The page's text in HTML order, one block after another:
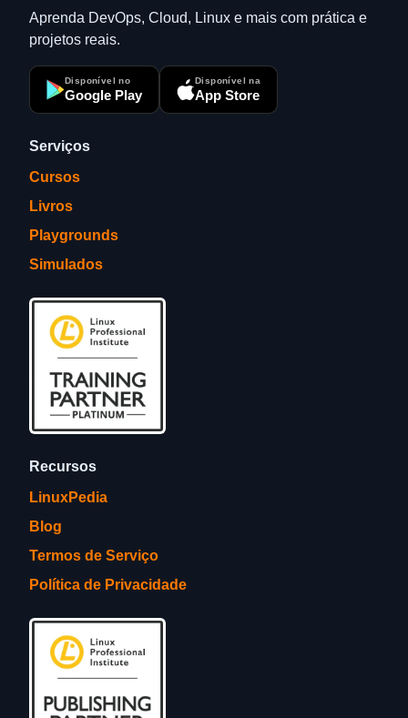
Aprenda DevOps, Cloud, Linux e mais com prática e
projetos reais.
Disponível no
Google Play
Disponível na
App Store
Serviços
Cursos
Livros
Playgrounds
Simulados
Recursos
LinuxPedia
Blog
Termos de Serviço
Política de Privacidade